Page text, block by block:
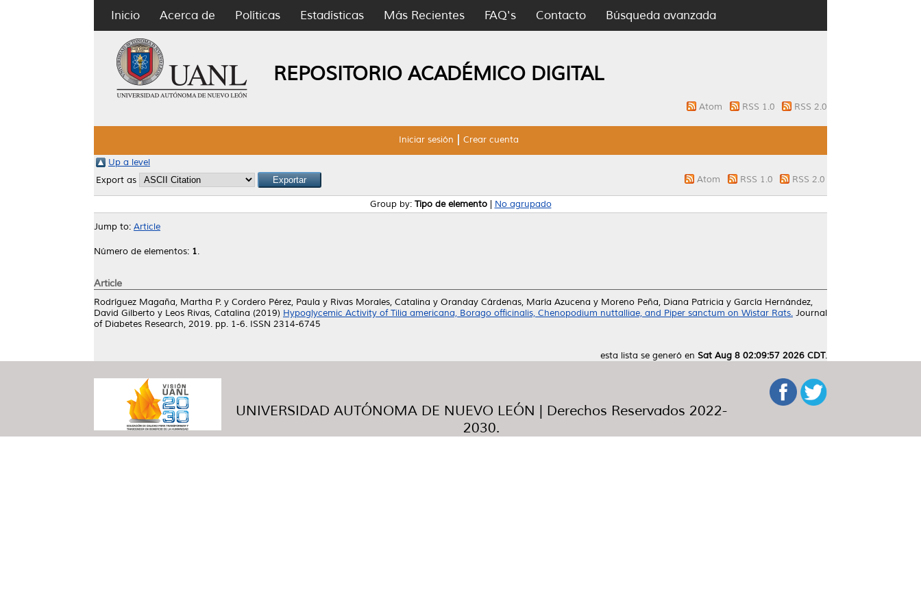
Inicio Acerca de Políticas Estadísticas Más Recientes FAQ's Contacto Búsqueda avanzada
REPOSITORIO ACADÉMICO DIGITAL
Atom RSS 1.0 RSS 2.0
Iniciar sesión Crear cuenta
Up a level
Export as
Atom RSS 1.0 RSS 2.0
Group by: Tipo de elemento| No agrupado
Jump to: Article
Número de elementos: 1.
Article
Rodríguez Magaña, Martha P. y Cordero Pérez, Paula y Rivas Morales, Catalina y Oranday Cárdenas, María Azucena y Moreno Peña, Diana Patricia y García Hernández,
David Gilberto y Leos Rivas, Catalina (2019) Hypoglycemic Activity of Tilia americana, Borago officinalis, Chenopodium nuttalliae, and Piper sanctum on Wistar Rats. Journal
of Diabetes Research, 2019. pp. 1-6. ISSN 2314-6745
esta lista se generó en Sat Aug 8 02:09:57 2026 CDT.
UNIVERSIDAD AUTÓNOMA DE NUEVO LEÓN | Derechos Reservados 2022-
2030.